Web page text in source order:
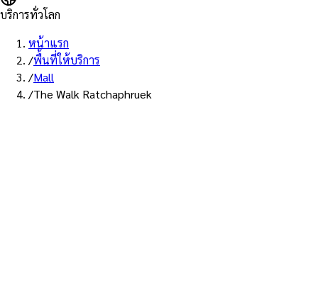
บริการทั่วโลก
หน้าแรก
/พื้นที่ให้บริการ
/Mall
/The Walk Ratchaphruek